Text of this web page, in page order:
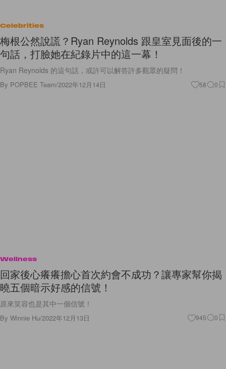
Celebrities
梅根公然說謊？Ryan Reynolds 跟皇室見面後的一
句話，打臉她在紀錄片中的這一幕！
Ryan Reynolds 的這句話，或許可以解答許多觀眾的疑問！
By POPBEE Team/2022年12月14日 58 0
Wellness
回家後心癢癢擔心首次約會不成功？讓專家幫你揭
曉五個暗示好感的信號！
原來笑容也是其中一個信號！
By Winnie Hu/2022年12月13日 945 0